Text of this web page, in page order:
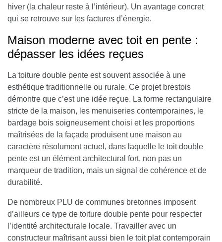
hiver (la chaleur reste à l’intérieur). Un avantage concret
qui se retrouve sur les factures d’énergie.
Maison moderne avec toit en pente :
dépasser les idées reçues
La toiture double pente est souvent associée à une
esthétique traditionnelle ou rurale. Ce projet brestois
démontre que c’est une idée reçue. La forme rectangulaire
stricte de la maison, les menuiseries contemporaines, le
bardage bois soigneusement choisi et les proportions
maîtrisées de la façade produisent une maison au
caractère résolument actuel, dans laquelle le toit double
pente est un élément architectural fort, non pas un
marqueur de tradition, mais un signal de cohérence et de
durabilité.
De nombreux PLU de communes bretonnes imposent
d’ailleurs ce type de toiture double pente pour respecter
l’identité architecturale locale. Travailler avec un
constructeur maîtrisant aussi bien le toit plat contemporain